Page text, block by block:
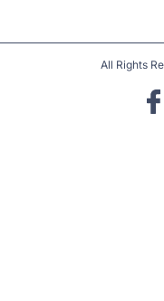
All Rights